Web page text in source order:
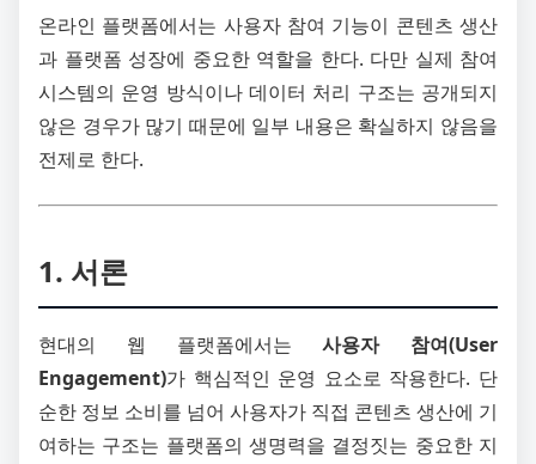
온라인 플랫폼에서는 사용자 참여 기능이 콘텐츠 생산
과 플랫폼 성장에 중요한 역할을 한다. 다만 실제 참여
시스템의 운영 방식이나 데이터 처리 구조는 공개되지
않은 경우가 많기 때문에 일부 내용은 확실하지 않음을
전제로 한다.
1. 서론
현대의 웹 플랫폼에서는사용자 참여(User
Engagement)가 핵심적인 운영 요소로 작용한다. 단
순한 정보 소비를 넘어 사용자가 직접 콘텐츠 생산에 기
여하는 구조는 플랫폼의 생명력을 결정짓는 중요한 지